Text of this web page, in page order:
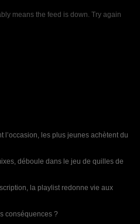
means the feed is down. Try again
l’occasion, les plus jeunes achètent du
déboule dans le jeu de quilles de
la playlist redonne vie aux
conséquences ?